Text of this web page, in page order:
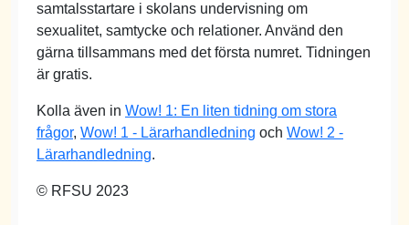
samtalsstartare i skolans undervisning om
sexualitet, samtycke och relationer. Använd den
gärna tillsammans med det första numret. Tidningen
är gratis.
Kolla även in Wow! 1: En liten tidning om stora
frågor, Wow! 1 - Lärarhandledning och Wow! 2 -
Lärarhandledning.
© RFSU 2023